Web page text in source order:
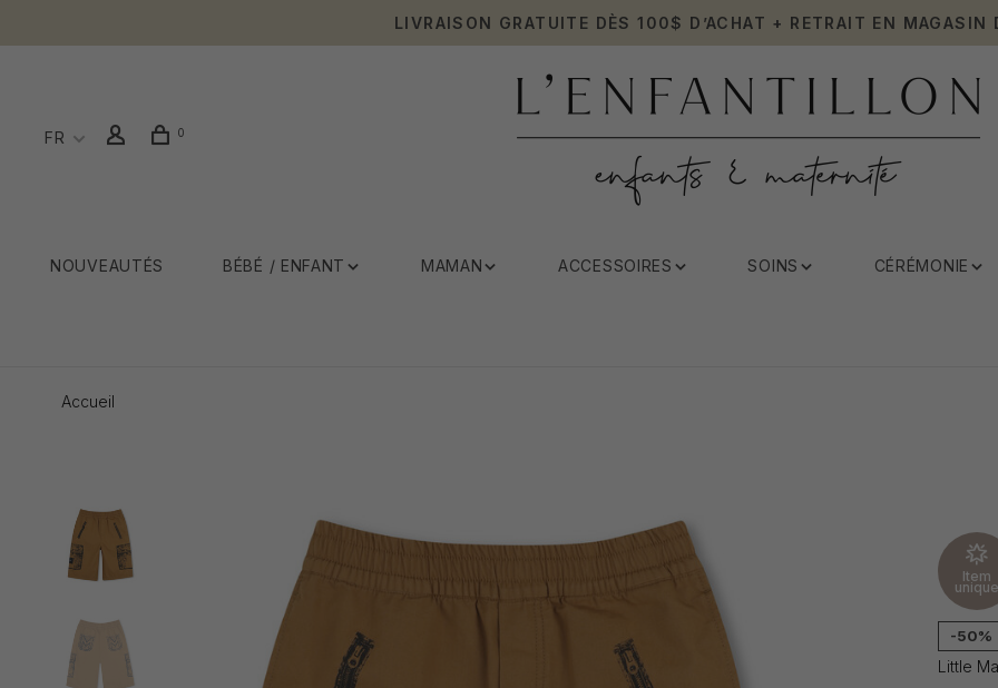
LIVRAISON GRATUITE DÈS 100$ D’ACHAT + RETRAIT EN MAGASIN
FR 0
NOUVEAUTÉS BÉBÉ / ENFANT MAMAN ACCESSOIRES SOINS CÉRÉMONIE
Accueil
Item
unique
-50%
Little